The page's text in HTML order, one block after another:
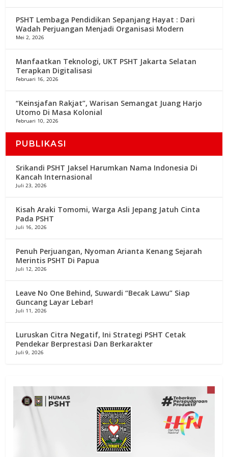
PSHT Lembaga Pendidikan Sepanjang Hayat : Dari
Wadah Perjuangan Menjadi Organisasi Modern
Mei 2, 2026
Manfaatkan Teknologi, UKT PSHT Jakarta Selatan
Terapkan Digitalisasi
Februari 16, 2026
“Keinsjafan Rakjat”, Warisan Semangat Juang Harjo
Utomo Di Masa Kolonial
Februari 10, 2026
PUBLIKASI
Srikandi PSHT Jaksel Harumkan Nama Indonesia Di
Kancah Internasional
Juli 23, 2026
Kisah Araki Tomomi, Warga Asli Jepang Jatuh Cinta
Pada PSHT
Juli 16, 2026
Penuh Perjuangan, Nyoman Arianta Kenang Sejarah
Merintis PSHT Di Papua
Juli 12, 2026
Leave No One Behind, Suwardi “Becak Lawu” Siap
Guncang Layar Lebar!
Juli 11, 2026
Luruskan Citra Negatif, Ini Strategi PSHT Cetak
Pendekar Berprestasi Dan Berkarakter
Juli 9, 2026